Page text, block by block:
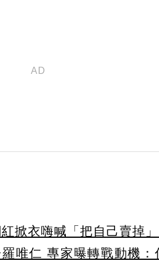
掀衣嗨喊「把自己賣掉
唯仁 專家曝轉戰動機：